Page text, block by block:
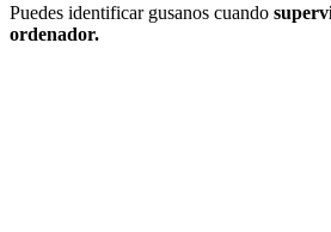
Puedes identificar gusanos cuando
ordenador.